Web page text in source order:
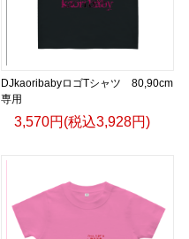
DJkaoribabyロゴTシャツ 80,90cm
専用
3,570円(税込3,928円)